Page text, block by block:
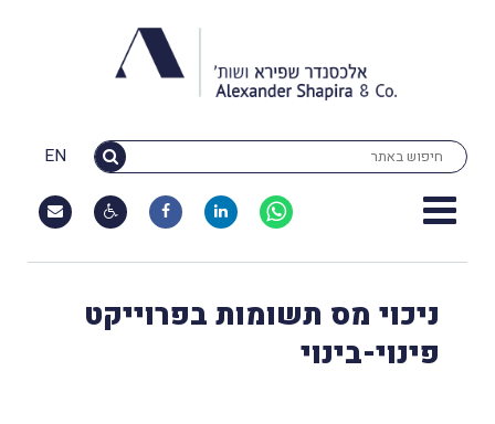
EN
ניכוי מס תשומות בפרוייקט
פינוי-בינוי